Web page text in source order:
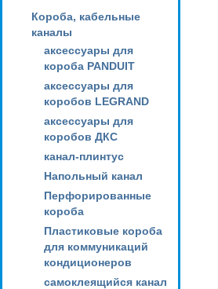
Короба, кабельные
каналы
аксессуары для
короба PANDUIT
аксессуары для
коробов LEGRAND
аксессуары для
коробов ДКС
канал-плинтус
Напольный канал
Перфорированные
короба
Пластиковые короба
для коммуникаций
кондиционеров
самоклеящийся канал